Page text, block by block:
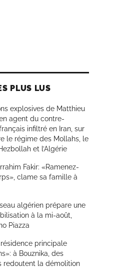
PLUS LUS
explosives de Matthieu
agent du contre-
infiltré en Iran, sur
le régime des Mollahs, le
et l’Algérie
Fakir: «Ramenez-
clame sa famille à
algérien prépare une
à la mi-août,
Piazza
résidence principale
à Bouznika, des
redoutent la démolition